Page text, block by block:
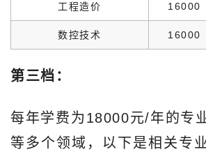
工程造价 16000
数控技术 16000
第三档：
每年学费为18000元/年的专
等多个领域，以下是相关专